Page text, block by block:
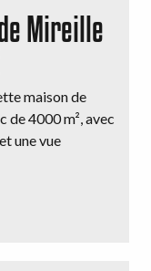
Mireille
maison de
de 4000 m², avec
une vue